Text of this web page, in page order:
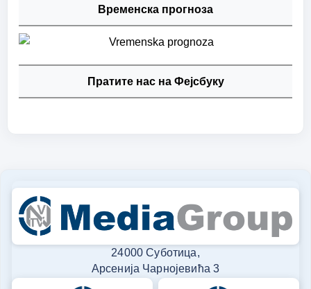
Временска прогноза
Пратите нас на Фејсбуку
24000 Суботица,
Арсенија Чарнојевића 3